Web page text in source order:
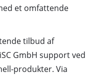
et omfattende
tilbud af
GmbH support ved
produkter. Via